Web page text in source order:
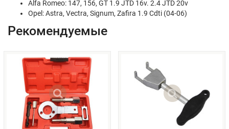
Alfa Romeo: 147, 156, GT 1.9 JTD 16v. 2.4 JTD 20v
Opel: Astra, Vectra, Signum, Zafira 1.9 Cdti (04-06)
Рекомендуемые